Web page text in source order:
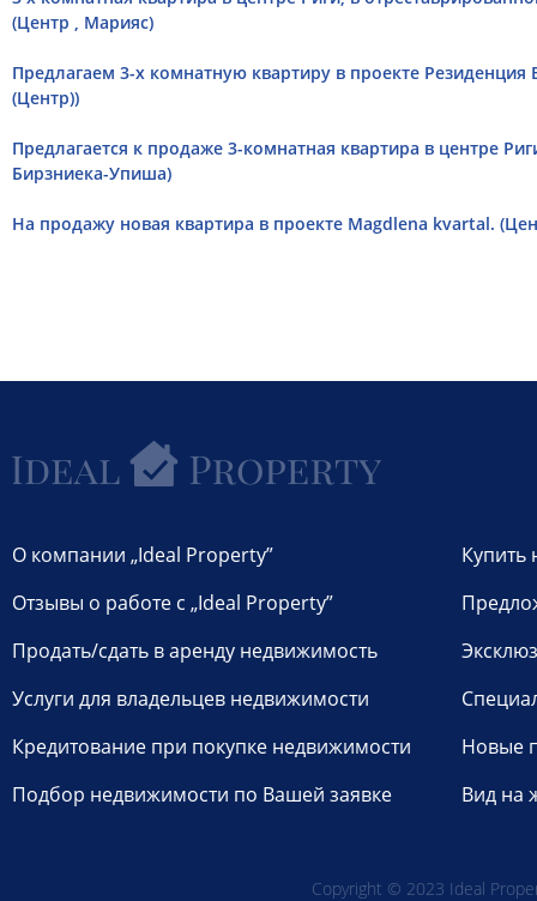
(Центр , Марияс)
Предлагаем 3-х комнатную квартиру в проекте
(Центр))
Предлагается к продаже 3-комнатная квартира в центре
Бирзниека-Упиша)
На продажу новая квартира в проекте Magdlena kvartal.
О компании „Ideal Property”
Отзывы о работе с „Ideal Property”
Продать/сдать в аренду недвижимость
Услуги для владельцев недвижимости
Кредитование при покупке недвижимости
Подбор недвижимости по Вашей заявке
Купить
Новые
Вид на
Copyright © 2023 Ideal